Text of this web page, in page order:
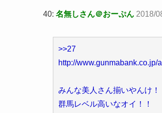
40: 名無しさん＠おーぷん 2018/
>>27
http://www.gunmabank.co.jp/
みんな美人さん揃いやんけ！
群馬レベル高いなオイ！！